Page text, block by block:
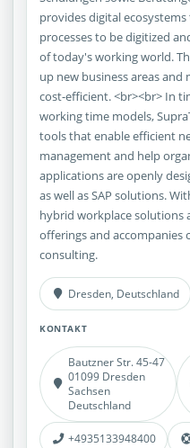
provides digital
processes to be digitized
of today's working world.
up new business areas
cost-efficient. <br><br> In
working time models,
tools that enable efficient
management and help
applications are openly
as well as SAP solutions.
hybrid workplace solutions
offerings and accompanies
consulting.
Dresden, Deutschland
KONTAKT
Bautzner Str. 45-47
01099 Dresden
Sachsen
Deutschland
+4935133948400